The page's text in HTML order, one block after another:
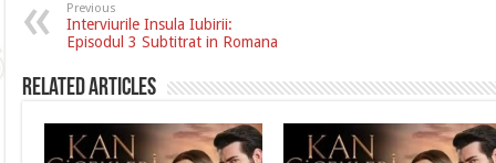
Previous
Interviurile Insula Iubirii:
Episodul 3 Subtitrat in Romana
Related Articles